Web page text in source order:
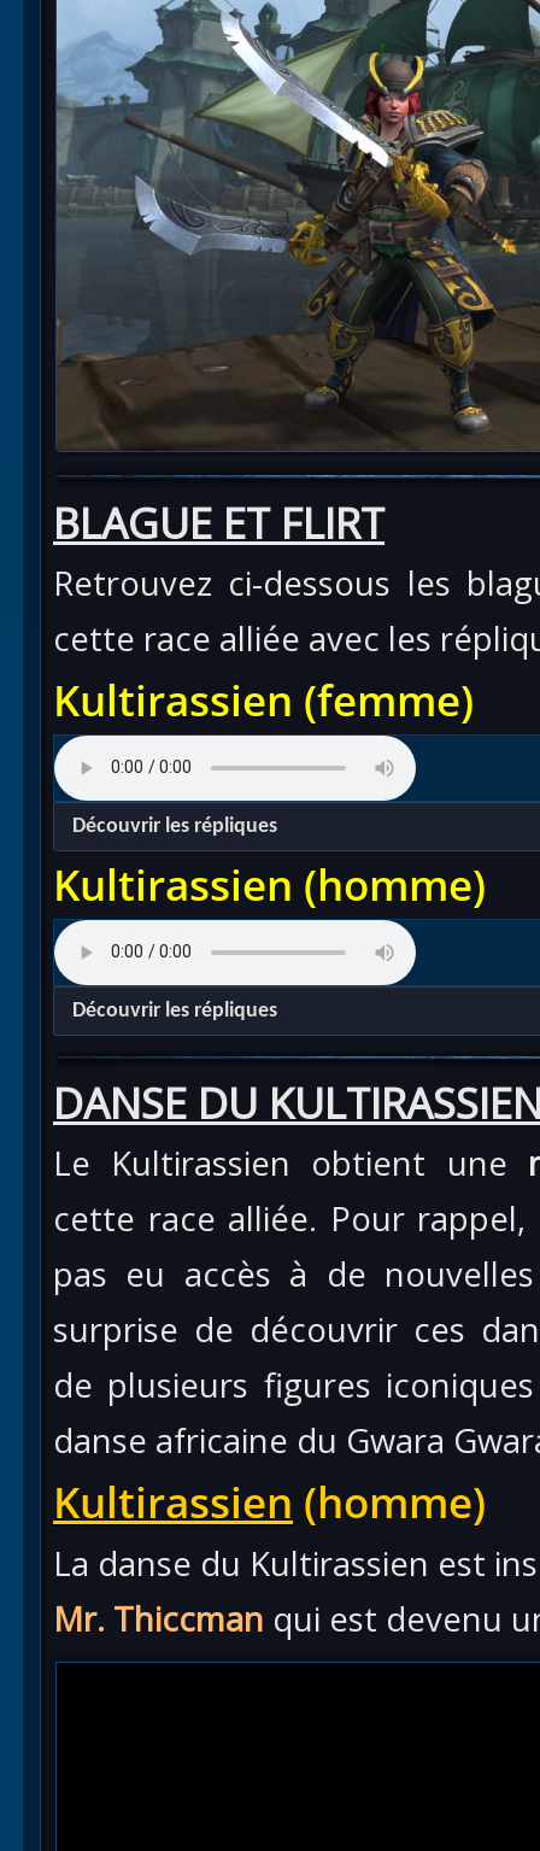
BLAGUE ET FLIRT
Retrouvez ci-dessous les
cette race alliée avec les
Kultirassien (femme)
Découvrir les répliques
Kultirassien (homme)
Découvrir les répliques
DANSE DU
Le Kultirassien obtient une
cette race alliée. Pour
pas eu accès à de
surprise de découvrir ces
de plusieurs figures
danse africaine du Gwara
Kultirassien (homme)
La danse du Kultirassien est
Mr. Thiccman qui est devenu